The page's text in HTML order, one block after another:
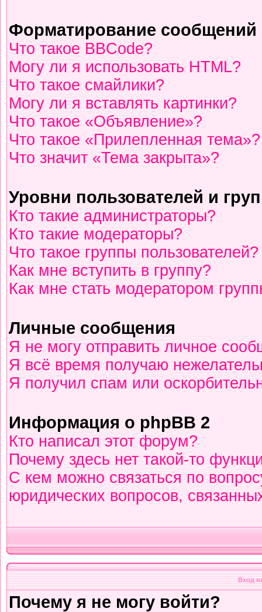
Форматирование
Что такое BBCode?
Могу ли я использовать HTML?
Что такое смайлики?
Могу ли я вставлять картинки?
Что такое «Объявление»?
Что такое «Прилепленная тема»?
Что значит «Тема закрыта»?
Уровни пользователей и
Кто такие администраторы?
Кто такие модераторы?
Что такое группы пользователей?
Как мне вступить в группу?
Как мне стать модератором
Личные сообщения
Я не могу отправить личное
Я всё время получаю
Я получил спам или
Информация о phpBB 2
Кто написал этот форум?
Почему здесь нет такой-то
С кем можно связаться по
юридических вопросов,
Вход
Почему я не могу войти?